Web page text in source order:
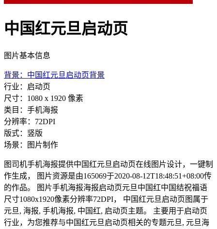
中国红元旦启动页
图片基本信息
背景：中国红元旦启动页背景
行业：启动页
尺寸：1080 x 1920 像素
类目：手机海报
分辨率：72DPI
版式：竖版
场景：图片制作
图司机手机海报提供中国红元旦启动页在线图片设计，一键制
作生成， 图片资源是由165069于2020-08-12T18:48:51+08:00传
的作品。 图片手机海报海报启动页元旦中国红中国结祝福语
尺寸1080x1920像素分辨率72DPI， 中国红元旦启动页图属于
元旦, 海报, 手机海报, 中国红, 启动页主题。 主要用于启动页
行业，为您推荐与中国红元旦启动页相关的专题元旦, 元旦海